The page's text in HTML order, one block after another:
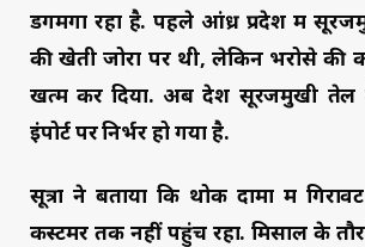
डगमगा रहा है. पहले आंध्र प्रदेश में
की खेती जोरों पर थी, लेकिन भरोसे
खत्म कर दिया. अब देश सूरजमुखी तेल
इंपोर्ट पर निर्भर हो गया है.
सूत्रों ने बताया कि थोक दामों में
कस्टमर तक नहीं पहुंच रहा. मिसाल के